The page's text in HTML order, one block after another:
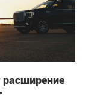
расширение